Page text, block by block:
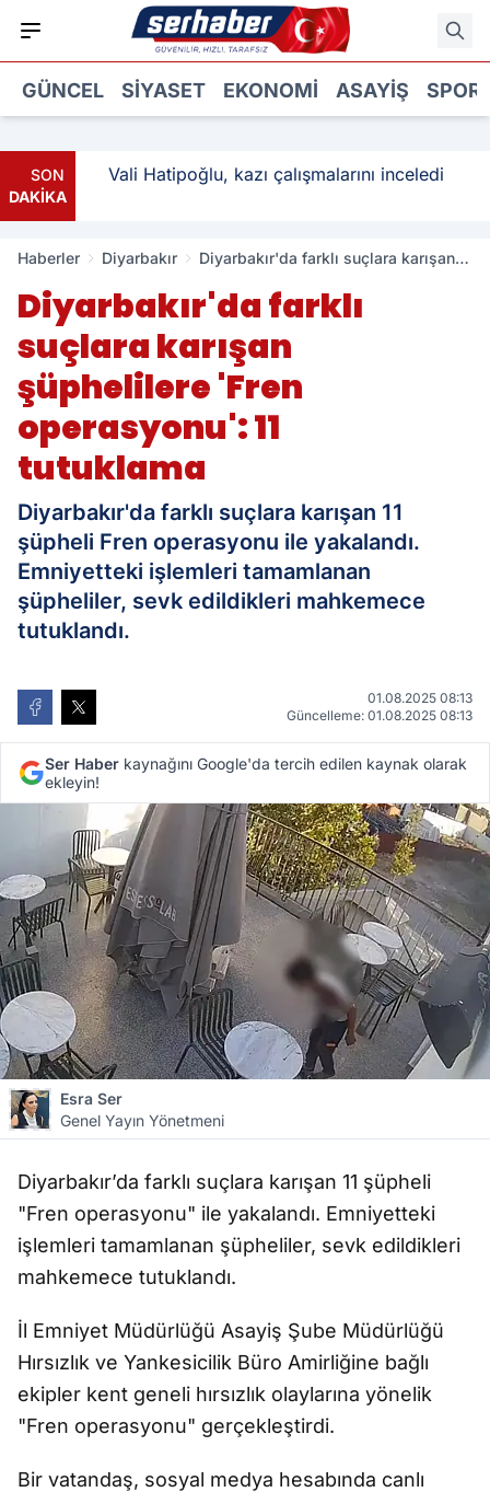
GÜNCEL SIYASET EKONOMI ASAYIŞ SPOR
SON
DAKİKA
Vali Hatipoğlu, kazı çalışmalarını inceledi
Haberler Diyarbakır
Diyarbakır'da farklı suçlara karışan
tutuklama
Diyarbakır'da farklı
suçlara karışan
şüphelilere 'Fren
operasyonu': 11
tutuklama
Diyarbakır'da farklı suçlara karışan 11
şüpheli Fren operasyonu ile yakalandı.
Emniyetteki işlemleri tamamlanan
şüpheliler, sevk edildikleri mahkemece
tutuklandı.
01.08.2025 08:13
Güncelleme: 01.08.2025 08:13
Ser Haber kaynağını Google'da tercih edilen kaynak olarak
ekleyin!
Esra Ser
Genel Yayın Yönetmeni
Diyarbakır’da farklı suçlara karışan 11 şüpheli
"Fren operasyonu" ile yakalandı. Emniyetteki
işlemleri tamamlanan şüpheliler, sevk edildikleri
mahkemece tutuklandı.
İl Emniyet Müdürlüğü Asayiş Şube Müdürlüğü
Hırsızlık ve Yankesicilik Büro Amirliğine bağlı
ekipler kent geneli hırsızlık olaylarına yönelik
"Fren operasyonu" gerçekleştirdi.
Bir vatandaş, sosyal medya hesabında canlı